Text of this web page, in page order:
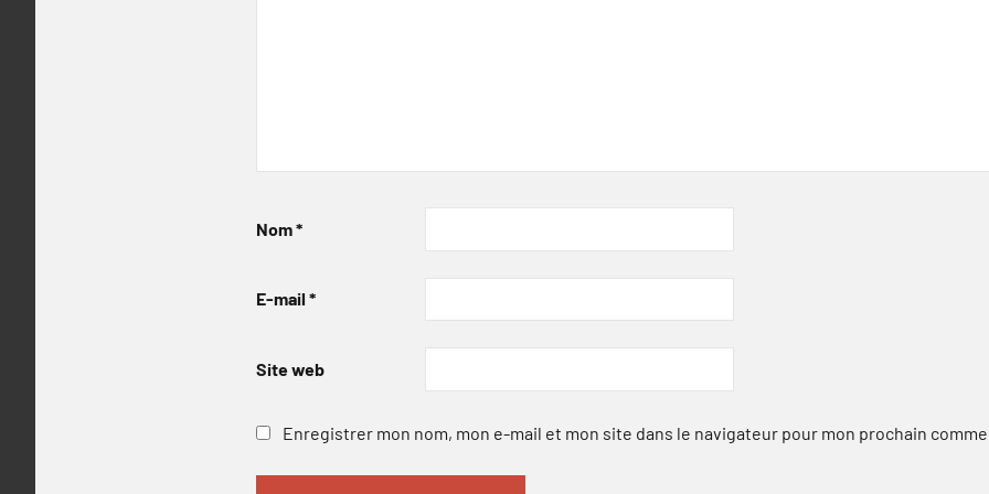
Nom*
E-mail *
Site web
Enregistrer mon nom, mon e-mail et mon site dans le navigateur pour mon prochain